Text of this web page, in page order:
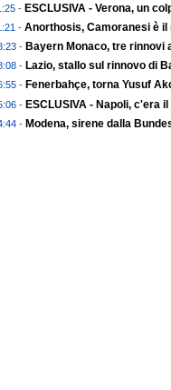
- ESCLUSIVA - Verona, un
- Anorthosis, Camoranesi è il
- Bayern Monaco, tre rinnovi
- Lazio, stallo sul rinnovo di
- Fenerbahçe, torna Yusuf
- ESCLUSIVA - Napoli, c'era
- Modena, sirene dalla